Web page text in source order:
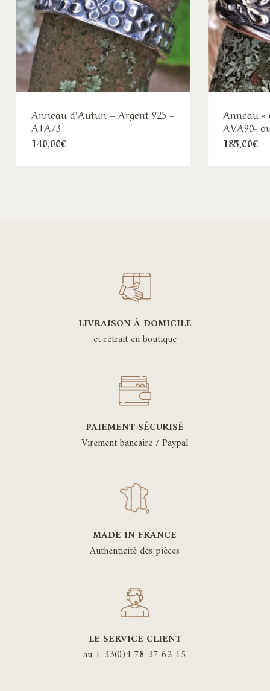
Anneau d’Autun – Argent 925 –
ATA73
140,00€
Anneau «
AVA90-
185,00€
LIVRAISON À DOMICILE
et retrait en boutique
PAIEMENT SÉCURISÉ
Virement bancaire / Paypal
MADE IN FRANCE
Authenticité des pièces
LE SERVICE CLIENT
au + 33(0)4 78 37 62 15